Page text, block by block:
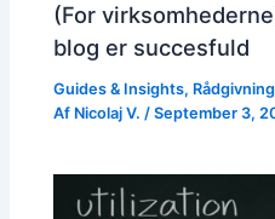
(For
blog er succesfuld
Guides & Insights, Rådgivning
Af Nicolaj V./September 3,